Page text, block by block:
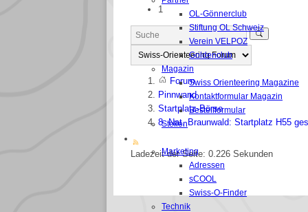
OL-Gönnerclub
Stiftung OL Schweiz
Verein VELPOZ
Goldenclub
Magazin
Swiss Orienteering Magazine
Kontaktformular Magazin
Bestellformular
Stellen
BEREICHE
Marketing
Adressen
sCOOL
Swiss-O-Finder
Technik
1
Forum
Pinnwand
Startplatz-Börse
8. Nat. Braunwald: Startplatz H55
Ladezeit der Seite: 0.226 Sekunden